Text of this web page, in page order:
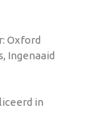
Oxford
Ingenaaid
in